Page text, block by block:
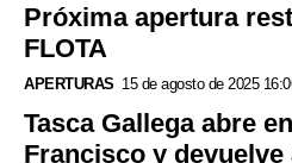
Próxima apertura
FLOTA
APERTURAS 15 de agosto de 2025
Tasca Gallega abre
Francisco y